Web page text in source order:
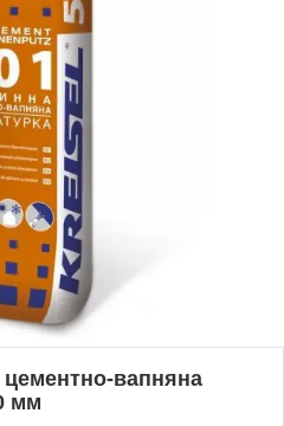
вапняна
мм